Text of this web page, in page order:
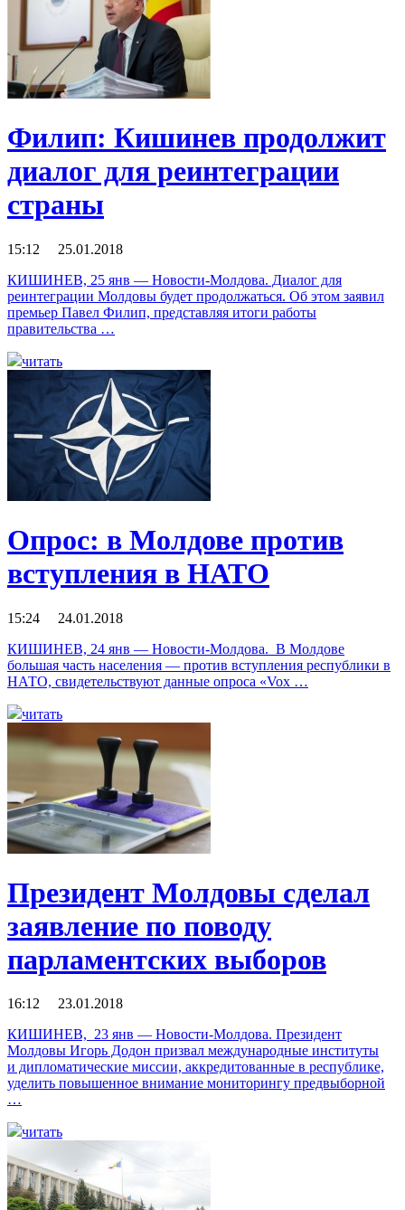
Филип: Кишинев продолжит
диалог для реинтеграции
страны
15:12 25.01.2018
КИШИНЕВ, 25 янв — Новости-Молдова. Диалог для
реинтеграции Молдовы будет продолжаться. Об этом заявил
премьер Павел Филип, представляя итоги работы
правительства …
читать
Опрос: в Молдове против
вступления в НАТО
15:24 24.01.2018
КИШИНЕВ, 24 янв — Новости-Молдова. В Молдове
большая часть населения — против вступления республики в
НАТО, свидетельствуют данные опроса «Vox …
читать
Президент Молдовы сделал
заявление по поводу
парламентских выборов
16:12 23.01.2018
КИШИНЕВ, 23 янв — Новости-Молдова. Президент
Молдовы Игорь Додон призвал международные институты
и дипломатические миссии, аккредитованные в республике,
уделить повышенное внимание мониторингу предвыборной
…
читать